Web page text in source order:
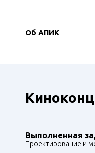
Об АПИК
Выполненная
Проектирование и